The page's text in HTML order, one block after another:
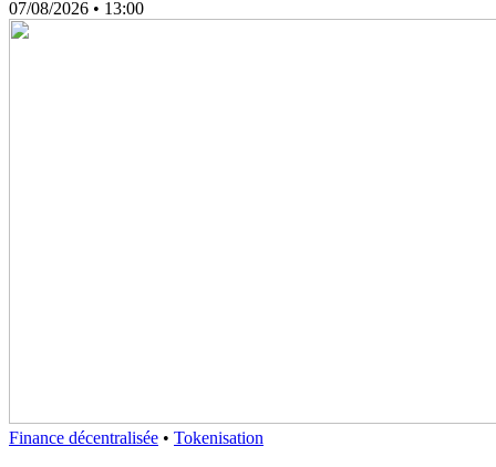
07/08/2026 • 13:00
Finance décentralisée • Tokenisation